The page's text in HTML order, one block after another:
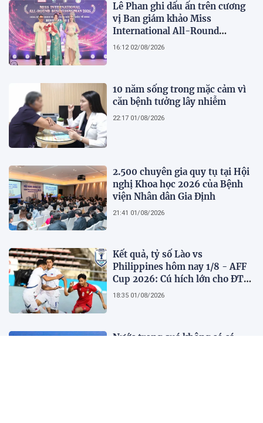
Lê Phan ghi dấu ấn trên cương
vị Ban giám khảo Miss
International All-Round
Businesswoman 2026: Thanh
16:12 02/08/2026
10 năm sống trong mặc cảm vì
căn bệnh tưởng lây nhiễm
22:17 01/08/2026
2.500 chuyên gia quy tụ tại Hội
nghị Khoa học 2026 của Bệnh
viện Nhân dân Gia Định
21:41 01/08/2026
Kết quả, tỷ số Lào vs
Philippines hôm nay 1/8 - AFF
Cup 2026: Cú hích lớn cho ĐT
Việt Nam
18:35 01/08/2026
Nước trong quá không có cá,